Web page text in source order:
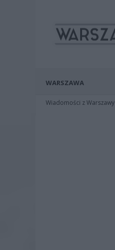
WARSZAWA
Wiadomości z Warszawy